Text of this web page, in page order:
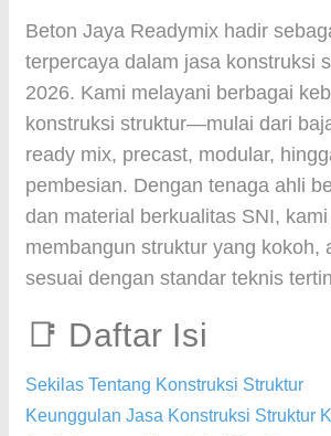
Beton Jaya Readymix hadir
terpercaya dalam jasa konstruksi
2026. Kami melayani berbagai
konstruksi struktur—mulai dari
ready mix, precast, modular,
pembesian. Dengan tenaga ahli
dan material berkualitas SNI,
membangun struktur yang kokoh,
sesuai dengan standar teknis
📑 Daftar Isi
Sekilas Tentang Konstruksi Struktur
Keunggulan Jasa Konstruksi Struktur